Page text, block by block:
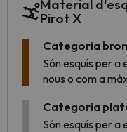
Material
Pirot X
Categoria
Són esquís per
nous o com a
Categoria
Són esquís per a